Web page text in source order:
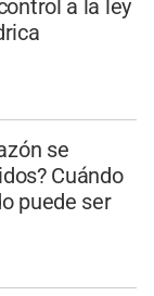
a la ley
se
Cuándo
puede ser